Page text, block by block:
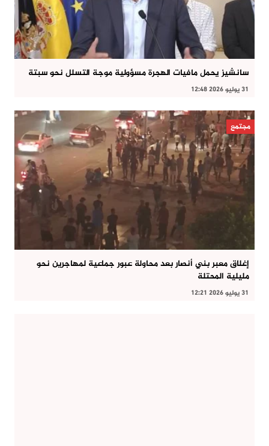
سانشيز يحمل مافيات الهجرة مسؤولية موجة التسلل نحو سبتة
31 يوليو 2026 12:48
مجتمع
إغلاق معبر بني أنصار بعد محاولة عبور جماعية لمهاجرين نحو
مليلية المحتلة
31 يوليو 2026 12:21